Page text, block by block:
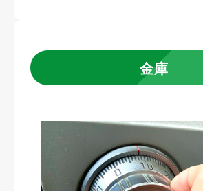
金庫